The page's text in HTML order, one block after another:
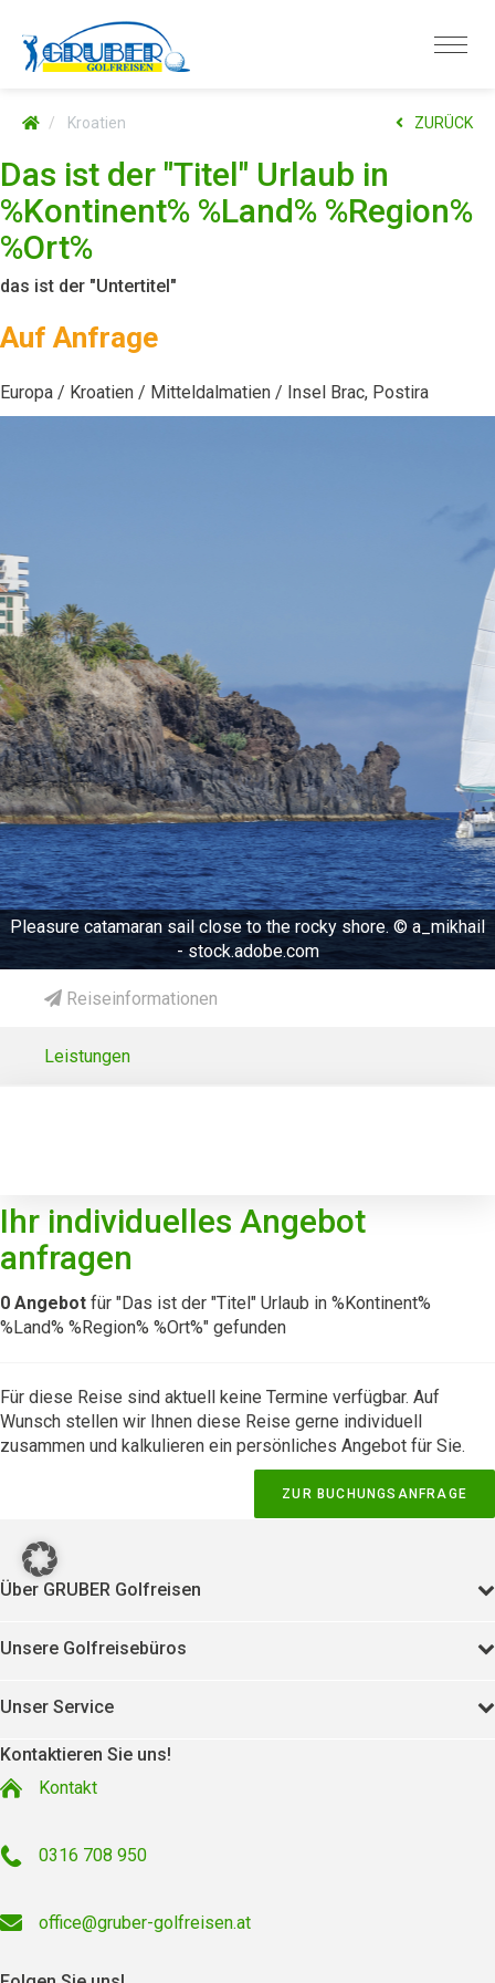
Kroatien ZURÜCK
Das ist der "Titel" Urlaub in
%Kontinent% %Land% %Region%
%Ort%
das ist der "Untertitel"
Auf Anfrage
Europa Kroatien Mitteldalmatien Insel Brac, Postira
Pleasure catamaran sail close to the rocky shore. © a_mikhail
- stock.adobe.com
Reiseinformationen
Leistungen
Ihr individuelles Angebot
anfragen
0 Angebot für "Das ist der "Titel" Urlaub in %Kontinent%
%Land% %Region% %Ort%" gefunden
Für diese Reise sind aktuell keine Termine verfügbar. Auf
Wunsch stellen wir Ihnen diese Reise gerne individuell
zusammen und kalkulieren ein persönliches Angebot für Sie.
ZUR BUCHUNGSANFRAGE
Über GRUBER Golfreisen
Unsere Golfreisebüros
Unser Service
Kontaktieren Sie uns!
Kontakt
0316 708 950
office@gruber-golfreisen.at